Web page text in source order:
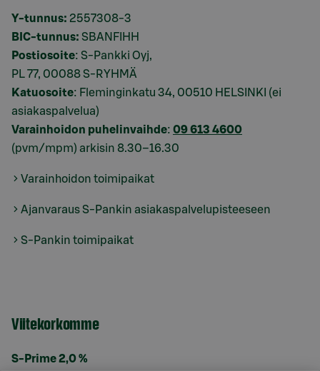
Y-tunnus: 2557308-3
BIC-tunnus: SBANFIHH
Postiosoite: S-Pankki Oyj,
PL 77, 00088 S-RYHMÄ
Katuosoite: Fleminginkatu 34, 00510 HELSINKI (ei
asiakaspalvelua)
Varainhoidon puhelinvaihde: 09 613 4600
(pvm/mpm) arkisin 8.30–16.30
Varainhoidon toimipaikat
Ajanvaraus S-Pankin asiakaspalvelupisteeseen
S-Pankin toimipaikat
Viitekorkomme
S-Prime 2,0 %